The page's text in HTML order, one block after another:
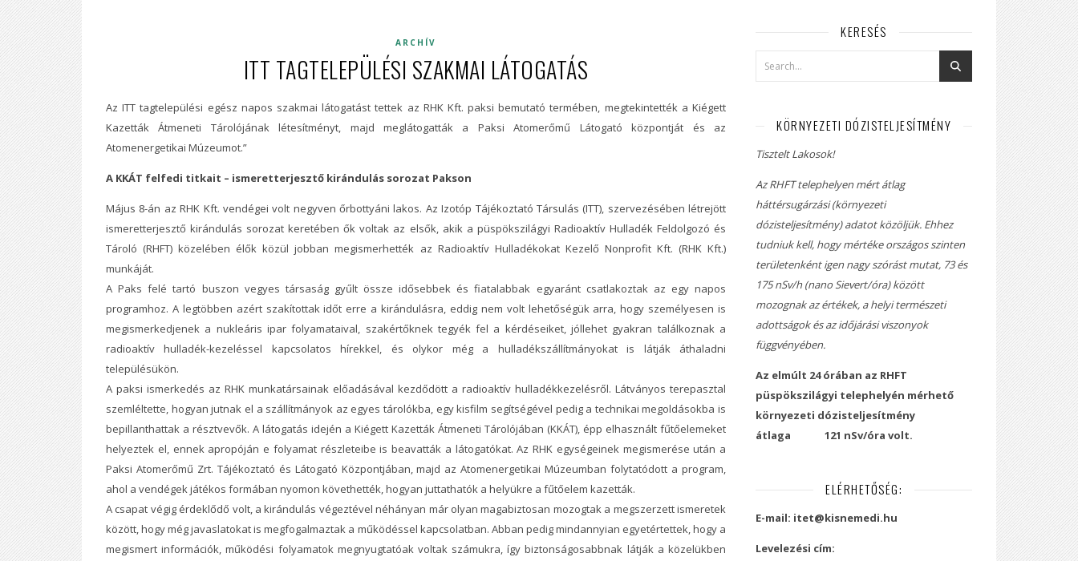
ARCHÍV
ITT TAGTELEPÜLÉSI SZAKMAI LÁTOGATÁS
Az ITT tagtelepülési egész napos szakmai látogatást tettek az RHK Kft. paksi bemutató termében, megtekintették a Kiégett
Kazetták Átmeneti Tárolójának létesítményt, majd meglátogatták a Paksi Atomerőmű Látogató központját és az
Atomenergetikai Múzeumot.”
A KKÁT felfedi titkait – ismeretterjesztő kirándulás sorozat Pakson
Május 8-án az RHK Kft. vendégei volt negyven őrbottyáni lakos. Az Izotóp Tájékoztató Társulás (ITT), szervezésében létrejött
ismeretterjesztő kirándulás sorozat keretében ők voltak az elsők, akik a püspökszilágyi Radioaktív Hulladék Feldolgozó és
Tároló (RHFT) közelében élők közül jobban megismerhették az Radioaktív Hulladékokat Kezelő Nonprofit Kft. (RHK Kft.)
munkáját.
A Paks felé tartó buszon vegyes társaság gyűlt össze idősebbek és fiatalabbak egyaránt csatlakoztak az egy napos
programhoz. A legtöbben azért szakítottak időt erre a kirándulásra, eddig nem volt lehetőségük arra, hogy személyesen is
megismerkedjenek a nukleáris ipar folyamataival, szakértőknek tegyék fel a kérdéseiket, jóllehet gyakran találkoznak a
radioaktív hulladék-kezeléssel kapcsolatos hírekkel, és olykor még a hulladékszállítmányokat is látják áthaladni
településükön.
A paksi ismerkedés az RHK munkatársainak előadásával kezdődött a radioaktív hulladékkezelésről. Látványos terepasztal
szemléltette, hogyan jutnak el a szállítmányok az egyes tárolókba, egy kisfilm segítségével pedig a technikai megoldásokba is
bepillanthattak a résztvevők. A látogatás idején a Kiégett Kazetták Átmeneti Tárolójában (KKÁT), épp elhasznált fűtőelemeket
helyeztek el, ennek apropóján e folyamat részleteibe is beavatták a látogatókat. Az RHK egységeinek megismerése után a
Paksi Atomerőmű Zrt. Tájékoztató és Látogató Központjában, majd az Atomenergetikai Múzeumban folytatódott a program,
ahol a vendégek játékos formában nyomon követhették, hogyan juttathatók a helyükre a fűtőelem kazetták.
A csapat végig érdeklődő volt, a kirándulás végeztével néhányan már olyan magabiztosan mozogtak a megszerzett ismeretek
között, hogy még javaslatokat is megfogalmaztak a működéssel kapcsolatban. Abban pedig mindannyian egyetértettek, hogy a
megismert információk, működési folyamatok megnyugtatóak voltak számukra, így biztonságosabbnak látják a közelükben
KERESÉS
KÖRNYEZETI DÓZISTELJESÍTMÉNY
Tisztelt Lakosok!
Az RHFT telephelyen mért átlag
háttérsugárzási (környezeti
dózisteljesítmény) adatot közöljük. Ehhez
tudniuk kell, hogy mértéke országos szinten
területenként igen nagy szórást mutat, 73 és
175 nSv/h (nano Sievert/óra) között
mozognak az értékek, a helyi természeti
adottságok és az időjárási viszonyok
függvényében.
Az elmúlt 24 órában az RHFT
püspökszilágyi telephelyén mérhető
környezeti dózisteljesítmény
átlaga 121 nSv/óra volt.
ELÉRHETŐSÉG:
E-mail: itet@kisnemedi.hu
Levelezési cím: